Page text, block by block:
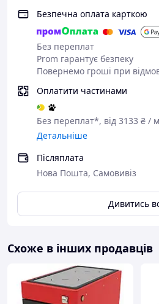
Додатково до котла можна
Безпечна оплата карткою
Без переплат
Prom гарантує безпеку
Повернемо гроші при
Оплатити частинами
Без переплат*, від 3133 ₴ /
Детальніше
Післяплата
Нова Пошта, Самовивіз
Дивитись
Схоже в інших продавців